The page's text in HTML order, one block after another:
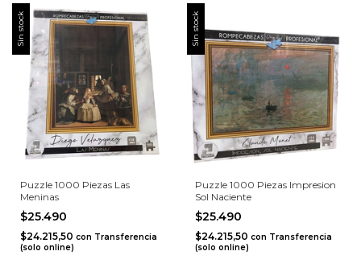
Sin stock
Puzzle 1000 Piezas Las
Meninas
$25.490
$24.215,50 con Transferencia
(solo online)
Sin stock
Puzzle 1000 Piezas Impresion
Sol Naciente
$25.490
$24.215,50 con Transferencia
(solo online)